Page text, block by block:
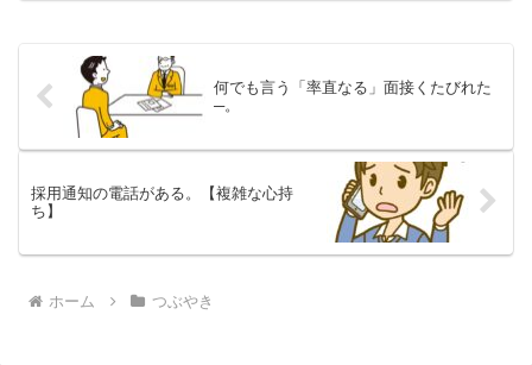
何でも言う「率直なる」面接くたびれた
─。
採用通知の電話がある。【複雑な心持
ち】
ホーム つぶやき